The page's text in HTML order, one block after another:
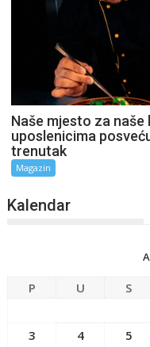
Naše mjesto za naše
uposlenicima
trenutak
Magazin
Kalendar
P U S
3
4 5